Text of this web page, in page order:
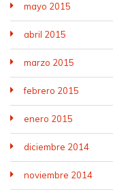
mayo 2015
abril 2015
marzo 2015
febrero 2015
enero 2015
diciembre 2014
noviembre 2014